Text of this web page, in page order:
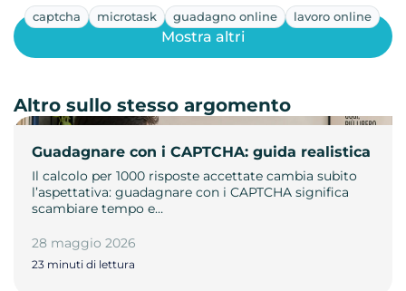
captcha microtask guadagno online lavoro online
Guadagnare con i CAPTCHA: guida realistica
Il calcolo per 1000 risposte accettate cambia subito
l’aspettativa: guadagnare con i CAPTCHA significa
scambiare tempo e…
28 maggio 2026
23 minuti di lettura
Mostra altri
Altro sullo stesso argomento